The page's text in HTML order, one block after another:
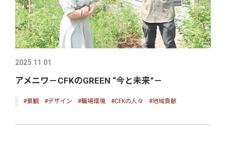
2025.11.01
アメニワ－CFKのGREEN “今と未来”－
#景観 #デザイン #職場環境 #CFKの人々 #地域貢献